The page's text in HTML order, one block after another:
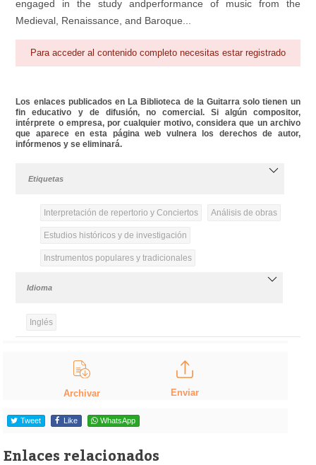
engaged in the study andperformance of music from the
Medieval, Renaissance, and Baroque...
Para acceder al contenido completo necesitas estar registrado
Los enlaces publicados en La Biblioteca de la Guitarra solo tienen un
fin educativo y de difusión, no comercial. Si algún compositor,
intérprete o empresa, por cualquier motivo, considera que un archivo
que aparece en esta página web vulnera los derechos de autor,
infórmenos y se eliminará.
Etiquetas
Interpretación de repertorio y Conciertos Análisis de obras
Estudios históricos y de investigación
Instrumentos populares y tradicionales
Idioma
Inglés
Archivar Enviar
Tweet Like WhatsApp
Enlaces relacionados